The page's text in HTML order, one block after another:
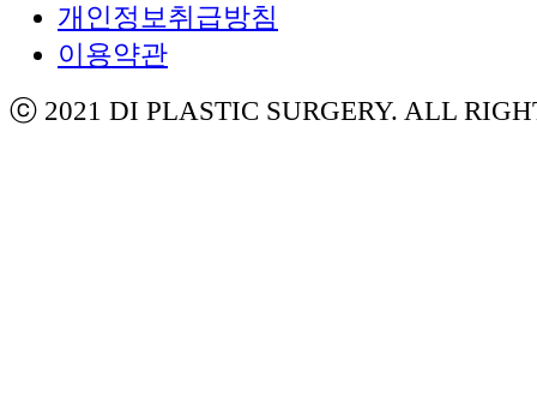
개인정보취급방침
이용약관
ⓒ 2021 DI PLASTIC SURGERY. ALL